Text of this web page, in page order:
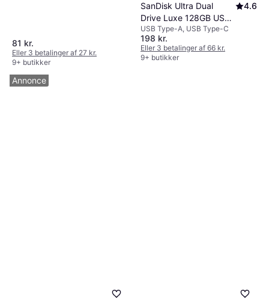
81 kr.
Eller 3 betalinger af 27 kr.
9+ butikker
SanDisk Ultra Dual
Drive Luxe 128GB USB
3.1 Type C
4.6
USB Type-A, USB Type-C
198 kr.
Eller 3 betalinger af 66 kr.
9+ butikker
Annonce